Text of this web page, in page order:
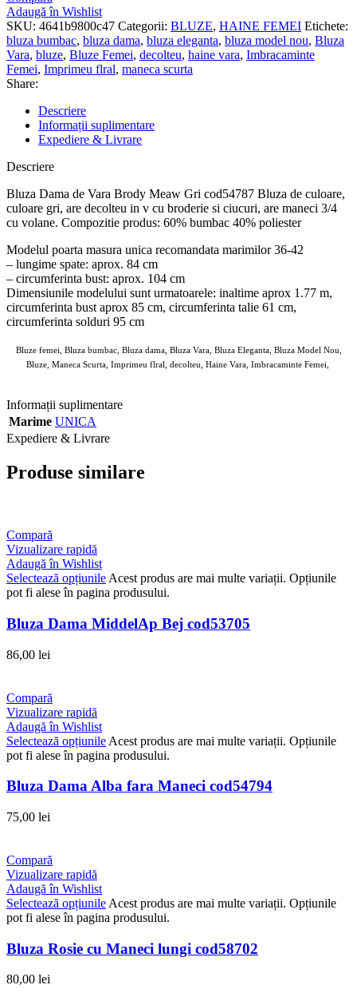
Adaugă în Wishlist
SKU: 4641b9800c47 Categorii: BLUZE, HAINE FEMEI Etichete:
bluza bumbac, bluza dama, bluza eleganta, bluza model nou, Bluza
Vara, bluze, Bluze Femei, decolteu, haine vara, Imbracaminte
Femei, Imprimeu flral, maneca scurta
Share:
Descriere
Informații suplimentare
Expediere & Livrare
Descriere
Bluza Dama de Vara Brody Meaw Gri cod54787 Bluza de culoare,
culoare gri, are decolteu in v cu broderie si ciucuri, are maneci 3/4
cu volane. Compozitie produs: 60% bumbac 40% poliester
Modelul poarta masura unica recomandata marimilor 36-42
– lungime spate: aprox. 84 cm
– circumferinta bust: aprox. 104 cm
Dimensiunile modelului sunt urmatoarele: inaltime aprox 1.77 m,
circumferinta bust aprox 85 cm, circumferinta talie 61 cm,
circumferinta solduri 95 cm
Bluze femei, Bluza bumbac, Bluza dama, Bluza Vara, Bluza Eleganta, Bluza Model Nou,
Bluze, Maneca Scurta, Imprimeu flral, decolteu, Haine Vara, Imbracaminte Femei,
Informații suplimentare
Marime UNICA
Expediere & Livrare
Produse similare
Compară
Vizualizare rapidă
Adaugă în Wishlist
Selectează opțiunile Acest produs are mai multe variații. Opțiunile
pot fi alese în pagina produsului.
Bluza Dama MiddelAp Bej cod53705
86,00 lei
Compară
Vizualizare rapidă
Adaugă în Wishlist
Selectează opțiunile Acest produs are mai multe variații. Opțiunile
pot fi alese în pagina produsului.
Bluza Dama Alba fara Maneci cod54794
75,00 lei
Compară
Vizualizare rapidă
Adaugă în Wishlist
Selectează opțiunile Acest produs are mai multe variații. Opțiunile
pot fi alese în pagina produsului.
Bluza Rosie cu Maneci lungi cod58702
80,00 lei